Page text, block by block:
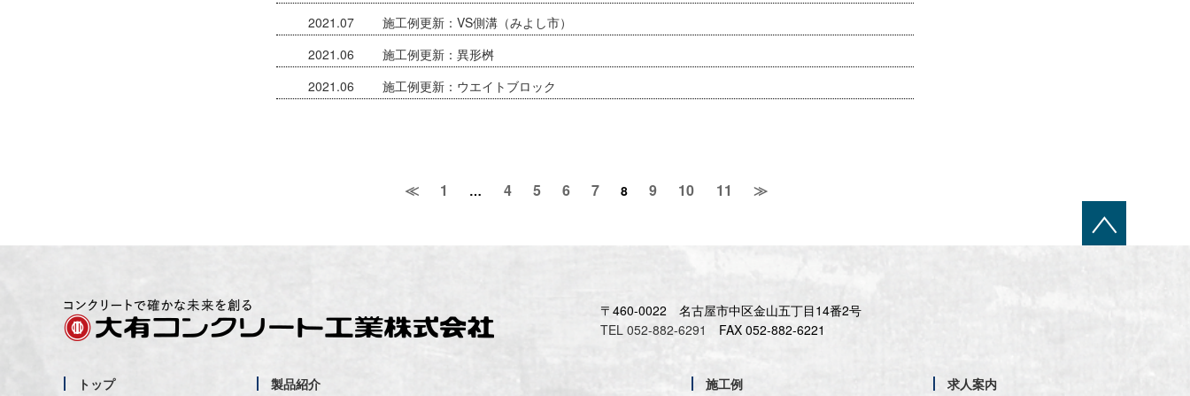
2021.07
施工例更新：VS側溝（みよし市）
2021.06
施工例更新：異形桝
2021.06
施工例更新：ウエイトブロック
≪ 1 … 4 5 6 7 8 9 10 11 ≫
〒460-0022 名古屋市中区金山五丁目14番2号
TEL 052-882-6291
FAX 052-882-6221
トップ 製品紹介 施工例 求人案内